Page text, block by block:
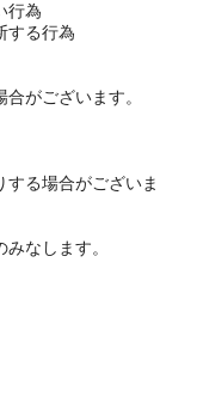
行為
する行為
がございます。
る場合がございま
なします。